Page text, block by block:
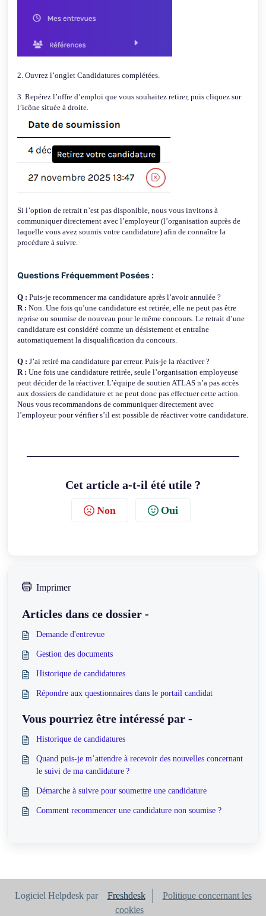
2. Ouvrez l’onglet Candidatures complétées.
3. Repérez l’offre d’emploi que vous souhaitez retirer, puis cliquez sur
l’icône située à droite.
Si l’option de retrait n’est pas disponible, nous vous invitons à
communiquer directement avec l’employeur (l’organisation auprès de
laquelle vous avez soumis votre candidature) afin de connaître la
procédure à suivre.
Questions Fréquemment Posées :
Q : Puis-je recommencer ma candidature après l’avoir annulée ?
R : Non. Une fois qu’une candidature est retirée, elle ne peut pas être
reprise ou soumise de nouveau pour le même concours. Le retrait d’une
candidature est considéré comme un désistement et entraîne
automatiquement la disqualification du concours.
Q : J’ai retiré ma candidature par erreur. Puis-je la réactiver ?
R : Une fois une candidature retirée, seule l’organisation employeuse
peut décider de la réactiver. L’équipe de soutien ATLAS n’a pas accès
aux dossiers de candidature et ne peut donc pas effectuer cette action.
Nous vous recommandons de communiquer directement avec
l’employeur pour vérifier s’il est possible de réactiver votre candidature.
Cet article a-t-il été utile ?
Non Oui
Imprimer
Articles dans ce dossier -
Demande d'entrevue
Gestion des documents
Historique de candidatures
Répondre aux questionnaires dans le portail candidat
Vous pourriez être intéressé par -
Historique de candidatures
Quand puis-je m’attendre à recevoir des nouvelles concernant
le suivi de ma candidature ?
Démarche à suivre pour soumettre une candidature
Comment recommencer une candidature non soumise ?
Logiciel Helpdesk par Freshdesk
Politique concernant les
cookies